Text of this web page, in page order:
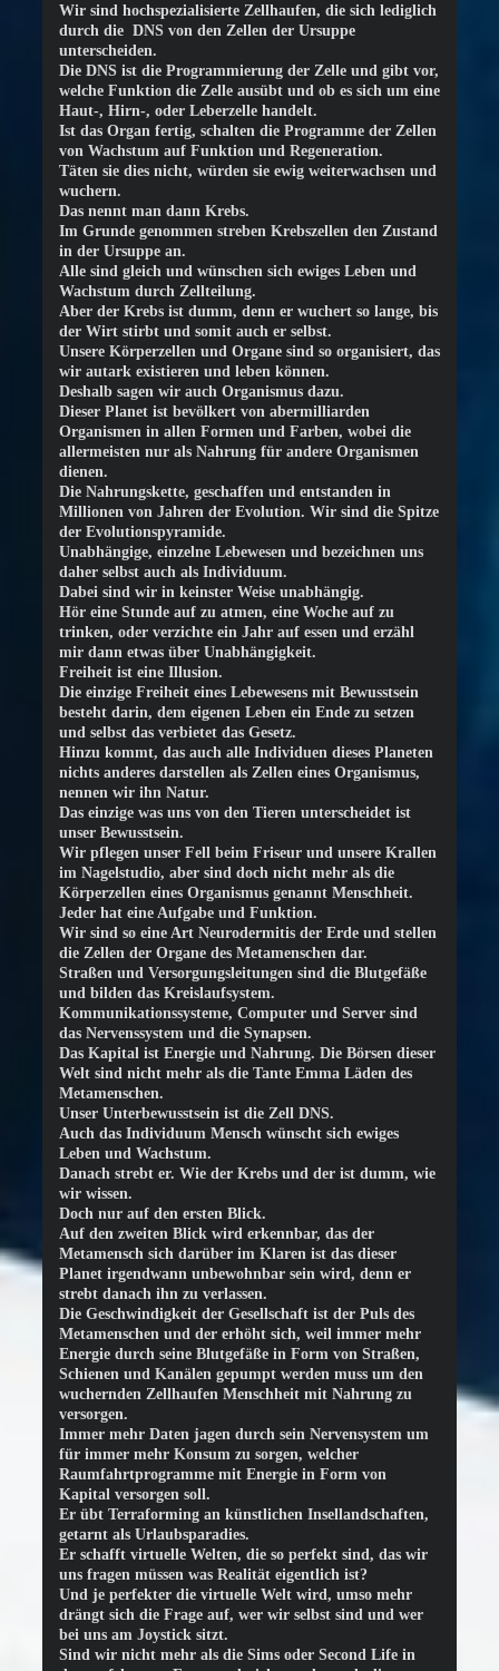
Wir sind hochspezialisierte Zellhaufen, die sich lediglich
durch die DNS von den Zellen der Ursuppe
unterscheiden.
Die DNS ist die Programmierung der Zelle und gibt vor,
welche Funktion die Zelle ausübt und ob es sich um eine
Haut-, Hirn-, oder Leberzelle handelt.
Ist das Organ fertig, schalten die Programme der Zellen
von Wachstum auf Funktion und Regeneration.
Täten sie dies nicht, würden sie ewig weiterwachsen und
wuchern.
Das nennt man dann Krebs.
Im Grunde genommen streben Krebszellen den Zustand
in der Ursuppe an.
Alle sind gleich und wünschen sich ewiges Leben und
Wachstum durch Zellteilung.
Aber der Krebs ist dumm, denn er wuchert so lange, bis
der Wirt stirbt und somit auch er selbst.
Unsere Körperzellen und Organe sind so organisiert, das
wir autark existieren und leben können.
Deshalb sagen wir auch Organismus dazu.
Dieser Planet ist bevölkert von abermilliarden
Organismen in allen Formen und Farben, wobei die
allermeisten nur als Nahrung für andere Organismen
dienen.
Die Nahrungskette, geschaffen und entstanden in
Millionen von Jahren der Evolution. Wir sind die Spitze
der Evolutionspyramide.
Unabhängige, einzelne Lebewesen und bezeichnen uns
daher selbst auch als Individuum.
Dabei sind wir in keinster Weise unabhängig.
Hör eine Stunde auf zu atmen, eine Woche auf zu
trinken, oder verzichte ein Jahr auf essen und erzähl
mir dann etwas über Unabhängigkeit.
Freiheit ist eine Illusion.
Die einzige Freiheit eines Lebewesens mit Bewusstsein
besteht darin, dem eigenen Leben ein Ende zu setzen
und selbst das verbietet das Gesetz.
Hinzu kommt, das auch alle Individuen dieses Planeten
nichts anderes darstellen als Zellen eines Organismus,
nennen wir ihn Natur.
Das einzige was uns von den Tieren unterscheidet ist
unser Bewusstsein.
Wir pflegen unser Fell beim Friseur und unsere Krallen
im Nagelstudio, aber sind doch nicht mehr als die
Körperzellen eines Organismus genannt Menschheit.
Jeder hat eine Aufgabe und Funktion.
Wir sind so eine Art Neurodermitis der Erde und stellen
die Zellen der Organe des Metamenschen dar.
Straßen und Versorgungsleitungen sind die Blutgefäße
und bilden das Kreislaufsystem.
Kommunikationssysteme, Computer und Server sind
das Nervenssystem und die Synapsen.
Das Kapital ist Energie und Nahrung. Die Börsen dieser
Welt sind nicht mehr als die Tante Emma Läden des
Metamenschen.
Unser Unterbewusstsein ist die Zell DNS.
Auch das Individuum Mensch wünscht sich ewiges
Leben und Wachstum.
Danach strebt er. Wie der Krebs und der ist dumm, wie
wir wissen.
Doch nur auf den ersten Blick.
Auf den zweiten Blick wird erkennbar, das der
Metamensch sich darüber im Klaren ist das dieser
Planet irgendwann unbewohnbar sein wird, denn er
strebt danach ihn zu verlassen.
Die Geschwindigkeit der Gesellschaft ist der Puls des
Metamenschen und der erhöht sich, weil immer mehr
Energie durch seine Blutgefäße in Form von Straßen,
Schienen und Kanälen gepumpt werden muss um den
wuchernden Zellhaufen Menschheit mit Nahrung zu
versorgen.
Immer mehr Daten jagen durch sein Nervensystem um
für immer mehr Konsum zu sorgen, welcher
Raumfahrtprogramme mit Energie in Form von
Kapital versorgen soll.
Er übt Terraforming an künstlichen Insellandschaften,
getarnt als Urlaubsparadies.
Er schafft virtuelle Welten, die so perfekt sind, das wir
uns fragen müssen was Realität eigentlich ist?
Und je perfekter die virtuelle Welt wird, umso mehr
drängt sich die Frage auf, wer wir selbst sind und wer
bei uns am Joystick sitzt.
Sind wir nicht mehr als die Sims oder Second Life in